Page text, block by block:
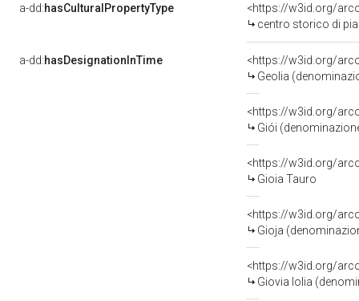
a-dd:hasCulturalPropertyType
<https://w3id.org/
centro storico di
a-dd:hasDesignationInTime
Geolia
<https://w3id.org/
Giói
<https://w3id.org/
Gioia Tauro
Gioja
Giovia Iolia